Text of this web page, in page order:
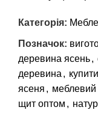
Категорія:
Позначок:
деревина ясень,
деревина ,
ясеня ,
щит оптом ,